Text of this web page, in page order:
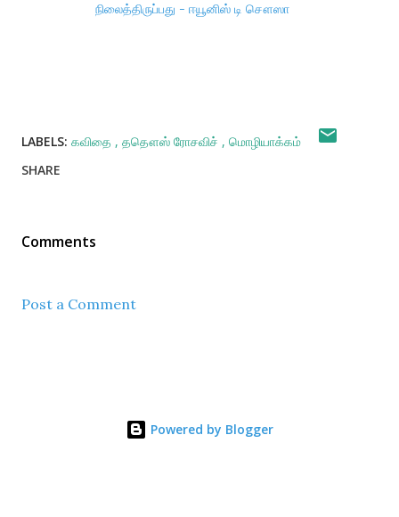
நிலைத்திருப்பது - ஈயூனிஸ் டி சௌஸா
LABELS: கவிதை ததௌஸ் ரோசவிச்
மொழியாக்கம்
SHARE
Comments
Post a Comment
Powered by Blogger